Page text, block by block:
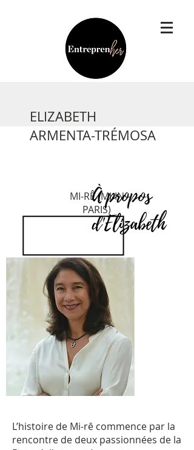
ELIZABETH
ARMENTA-TRÉMOSA
MI-RÊ (MI-IN
PARIS)
L’histoire de Mi-rê commence par la
rencontre de deux passionnées de la
À propos
d'Elizabeth